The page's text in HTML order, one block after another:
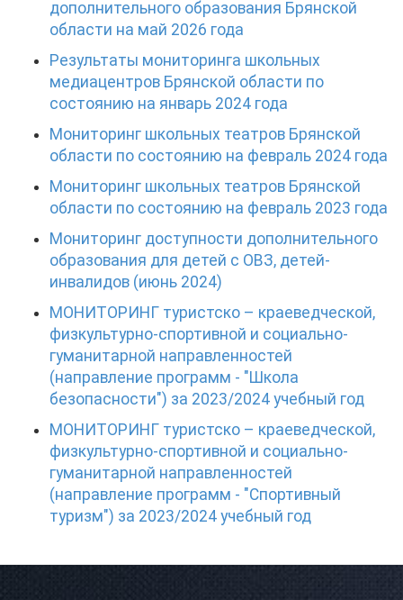
дополнительного образования Брянской
области на май 2026 года
Результаты мониторинга школьных
медиацентров Брянской области по
состоянию на январь 2024 года
Мониторинг школьных театров Брянской
области по состоянию на февраль 2024 года
Мониторинг школьных театров Брянской
области по состоянию на февраль 2023 года
Мониторинг доступности дополнительного
образования для детей с ОВЗ, детей-
инвалидов (июнь 2024)
МОНИТОРИНГ туристско – краеведческой,
физкультурно-спортивной и социально-
гуманитарной направленностей
(направление программ - "Школа
безопасности") за 2023/2024 учебный год
МОНИТОРИНГ туристско – краеведческой,
физкультурно-спортивной и социально-
гуманитарной направленностей
(направление программ - "Спортивный
туризм") за 2023/2024 учебный год